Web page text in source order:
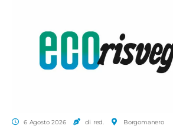
6 Agosto 2026 di red. Borgomanero